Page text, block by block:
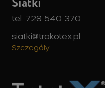
Siatki
tel. 728 540 370
siatki@trokotex.pl
Szczegóły